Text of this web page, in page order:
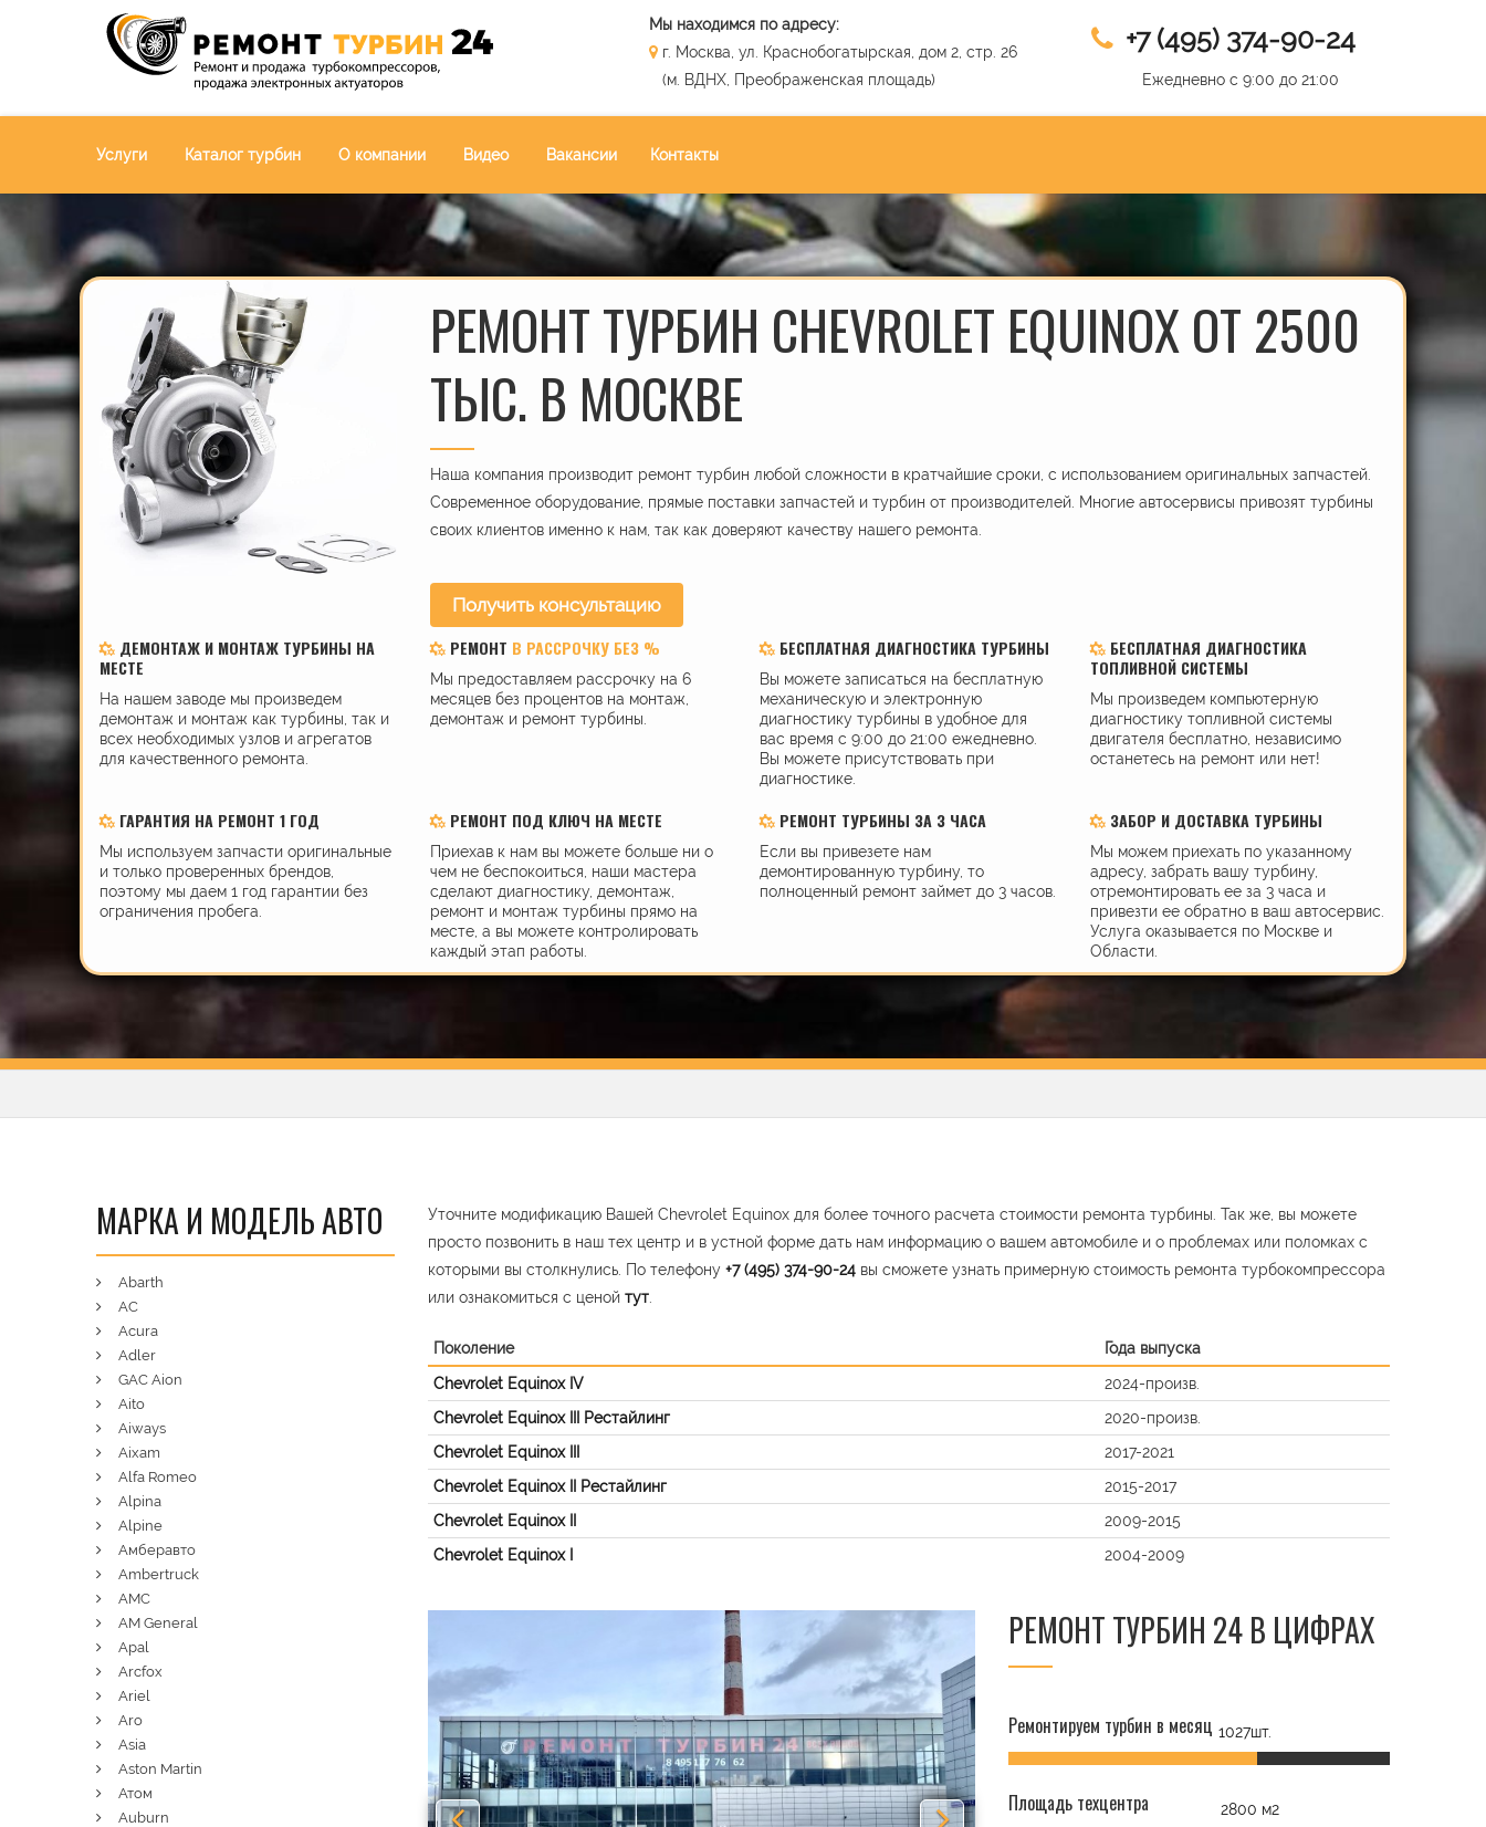
Мы находимся по адресу:
г. Москва, ул. Краснобогатырская, дом 2, стр. 26
(м. ВДНХ, Преображенская площадь)
+7 (495) 374-90-24
Ежедневно с 9:00 до 21:00
Услуги Каталог турбин О компании Видео Вакансии Контакты
РЕМОНТ ТУРБИН CHEVROLET EQUINOX ОТ 2500
ТЫС. В МОСКВЕ
Наша компания производит ремонт турбин любой сложности в кратчайшие сроки, с использованием оригинальных запчастей.
Современное оборудование, прямые поставки запчастей и турбин от производителей. Многие автосервисы привозят турбины
своих клиентов именно к нам, так как доверяют качеству нашего ремонта.
Получить консультацию
ДЕМОНТАЖ И МОНТАЖ ТУРБИНЫ НА
МЕСТЕ
На нашем заводе мы произведем
демонтаж и монтаж как турбины, так и
всех необходимых узлов и агрегатов
для качественного ремонта.
РЕМОНТ В РАССРОЧКУ БЕЗ %
Мы предоставляем рассрочку на 6
месяцев без процентов на монтаж,
демонтаж и ремонт турбины.
БЕСПЛАТНАЯ ДИАГНОСТИКА ТУРБИНЫ
Вы можете записаться на бесплатную
механическую и электронную
диагностику турбины в удобное для
вас время с 9:00 до 21:00 ежедневно.
Вы можете присутствовать при
диагностике.
БЕСПЛАТНАЯ ДИАГНОСТИКА
ТОПЛИВНОЙ СИСТЕМЫ
Мы произведем компьютерную
диагностику топливной системы
двигателя бесплатно, независимо
останетесь на ремонт или нет!
ГАРАНТИЯ НА РЕМОНТ 1 ГОД
Мы используем запчасти оригинальные
и только проверенных брендов,
поэтому мы даем 1 год гарантии без
ограничения пробега.
РЕМОНТ ПОД КЛЮЧ НА МЕСТЕ
Приехав к нам вы можете больше ни о
чем не беспокоиться, наши мастера
сделают диагностику, демонтаж,
ремонт и монтаж турбины прямо на
месте, а вы можете контролировать
каждый этап работы.
РЕМОНТ ТУРБИНЫ ЗА 3 ЧАСА
Если вы привезете нам
демонтированную турбину, то
полноценный ремонт займет до 3 часов.
ЗАБОР И ДОСТАВКА ТУРБИНЫ
Мы можем приехать по указанному
адресу, забрать вашу турбину,
отремонтировать ее за 3 часа и
привезти ее обратно в ваш автосервис.
Услуга оказывается по Москве и
Области.
Уточните модификацию Вашей Chevrolet Equinox для более точного расчета стоимости ремонта турбины. Так же, вы можете
просто позвонить в наш тех центр и в устной форме дать нам информацию о вашем автомобиле и о проблемах или поломках с
которыми вы столкнулись. По телефону +7 (495) 374-90-24 вы сможете узнать примерную стоимость ремонта турбокомпрессора
или ознакомиться с ценой тут
Поколение
Года выпуска
Chevrolet Equinox IV
2024-произв.
Chevrolet Equinox III Рестайлинг
2020-произв.
Chevrolet Equinox III
2017-2021
Chevrolet Equinox II Рестайлинг
2015-2017
Chevrolet Equinox II
2009-2015
Chevrolet Equinox I
2004-2009
РЕМОНТ ТУРБИН 24 В ЦИФРАХ
Ремонтируем турбин в месяц 1027шт.
Площадь техцентра 2800 м2
МАРКА И МОДЕЛЬ АВТО
Abarth
AC
Acura
Adler
GAC Aion
Aito
Aiways
Aixam
Alfa Romeo
Alpina
Alpine
Амберавто
Ambertruck
AMC
AM General
Apal
Arcfox
Ariel
Aro
Asia
Aston Martin
Атом
Auburn